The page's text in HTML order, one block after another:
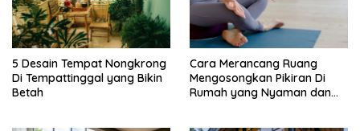
5 Desain Tempat Nongkrong
Di Tempattinggal yang Bikin
Betah
Cara Merancang Ruang
Mengosongkan Pikiran Di
Rumah yang Nyaman dan